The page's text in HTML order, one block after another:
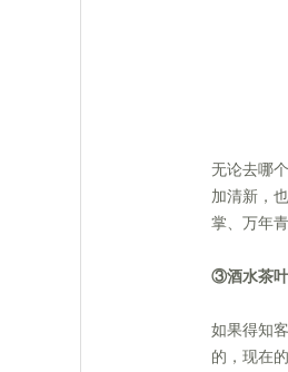
无论去哪
加清新，
掌、万年
③酒水茶叶
如果得知
的，现在